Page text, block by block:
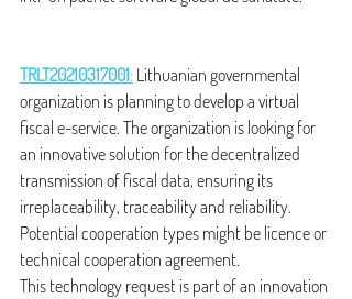
TRLT20210317001: Lithuanian governmental
organization is planning to develop a virtual
fiscal e-service. The organization is looking for
an innovative solution for the decentralized
transmission of fiscal data, ensuring its
irreplaceability, traceability and reliability.
Potential cooperation types might be licence or
technical cooperation agreement.
This technology request is part of an innovation